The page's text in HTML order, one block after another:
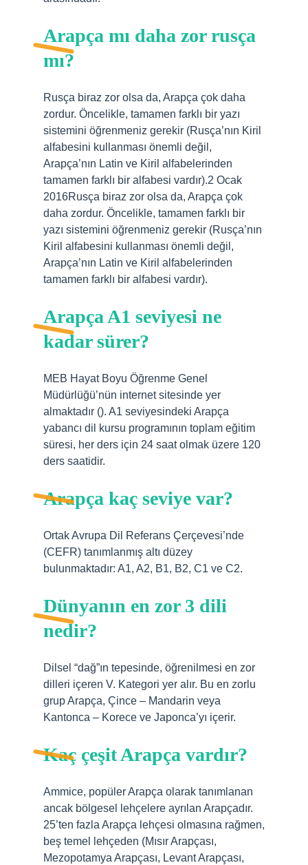
Arapça mı daha zor rusça
mı?
Rusça biraz zor olsa da, Arapça çok daha
zordur. Öncelikle, tamamen farklı bir yazı
sistemini öğrenmeniz gerekir (Rusça’nın Kiril
alfabesini kullanması önemli değil,
Arapça’nın Latin ve Kiril alfabelerinden
tamamen farklı bir alfabesi vardır).2 Ocak
2016Rusça biraz zor olsa da, Arapça çok
daha zordur. Öncelikle, tamamen farklı bir
yazı sistemini öğrenmeniz gerekir (Rusça’nın
Kiril alfabesini kullanması önemli değil,
Arapça’nın Latin ve Kiril alfabelerinden
tamamen farklı bir alfabesi vardır).
Arapça A1 seviyesi ne
kadar sürer?
MEB Hayat Boyu Öğrenme Genel
Müdürlüğü’nün internet sitesinde yer
almaktadır (). A1 seviyesindeki Arapça
yabancı dil kursu programının toplam eğitim
süresi, her ders için 24 saat olmak üzere 120
ders saatidir.
Arapça kaç seviye var?
Ortak Avrupa Dil Referans Çerçevesi’nde
(CEFR) tanımlanmış altı düzey
bulunmaktadır: A1, A2, B1, B2, C1 ve C2.
Dünyanın en zor 3 dili
nedir?
Dilsel “dağ”ın tepesinde, öğrenilmesi en zor
dilleri içeren V. Kategori yer alır. Bu en zorlu
grup Arapça, Çince – Mandarin veya
Kantonca – Korece ve Japonca’yı içerir.
Kaç çeşit Arapça vardır?
Ammice, popüler Arapça olarak tanımlanan
ancak bölgesel lehçelere ayrılan Arapçadır.
25’ten fazla Arapça lehçesi olmasına rağmen,
beş temel lehçeden (Mısır Arapçası,
Mezopotamya Arapçası, Levant Arapçası,